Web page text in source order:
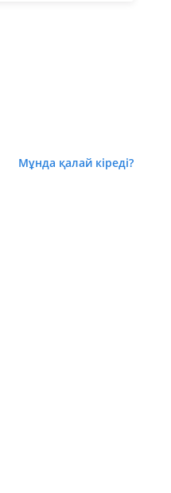
Мұнда қалай кіреді?